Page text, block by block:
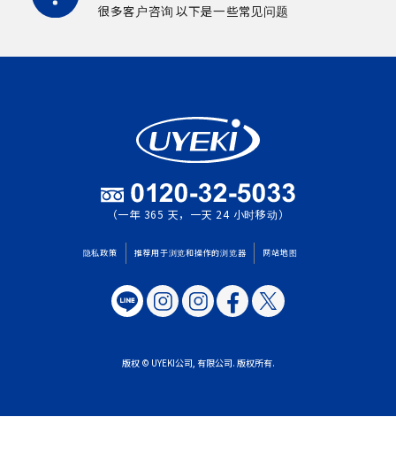
很多客户咨询 以下是一些常见问题
（一年 365 天，一天 24 小时移动）
隐私政策 推荐用于浏览和操作的浏览器 网站地图
版权 © UYEKI公司, 有限公司. 版权所有.